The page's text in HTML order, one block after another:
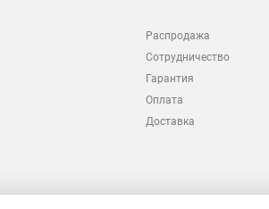
Распродажа
Сотрудничество
Гарантия
Оплата
Доставка